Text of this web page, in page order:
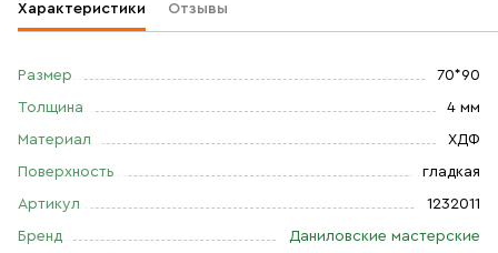
Характеристики Отзывы
Размер 70*90
Толщина 4 мм
Материал ХДФ
Поверхность гладкая
Артикул 1232011
Бренд Даниловские мастерские